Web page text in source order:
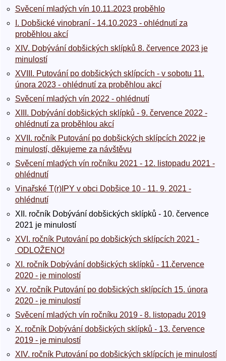
Svěcení mladých vín 10.11.2023 proběhlo
I. Dobšické vinobraní - 14.10.2023 - ohlédnutí za
proběhlou akcí
XIV. Dobývání dobšických sklípků 8. července 2023 je
minulostí
XVIII. Putování po dobšických sklípcích - v sobotu 11.
února 2023 - ohlédnutí za proběhlou akcí
Svěcení mladých vín 2022 - ohlédnutí
XIII. Dobývání dobšických sklípků - 9. července 2022 -
ohlédnutí za proběhlou akcí
XVII. ročník Putování po dobšických sklípcích 2022 je
minulostí, děkujeme za návštěvu
Svěcení mladých vín ročníku 2021 - 12. listopadu 2021 -
ohlédnutí
Vinařské T(r)IPY v obci Dobšice 10 - 11. 9. 2021 -
ohlédnutí
XII. ročník Dobývání dobšických sklípků - 10. července
2021 je minulostí
XVI. ročník Putování po dobšických sklípcích 2021 -
ODLOŽENO!
XI. ročník Dobývání dobšických sklípků - 11.července
2020 - je minolostí
XV. ročník Putování po dobšických sklípcích 15. února
2020 - je minulostí
Svěcení mladých vín ročníku 2019 - 8. listopadu 2019
X. ročník Dobývání dobšických sklípků - 13. července
2019 - je minulostí
XIV. ročník Putování po dobšických sklípcích je minulostí